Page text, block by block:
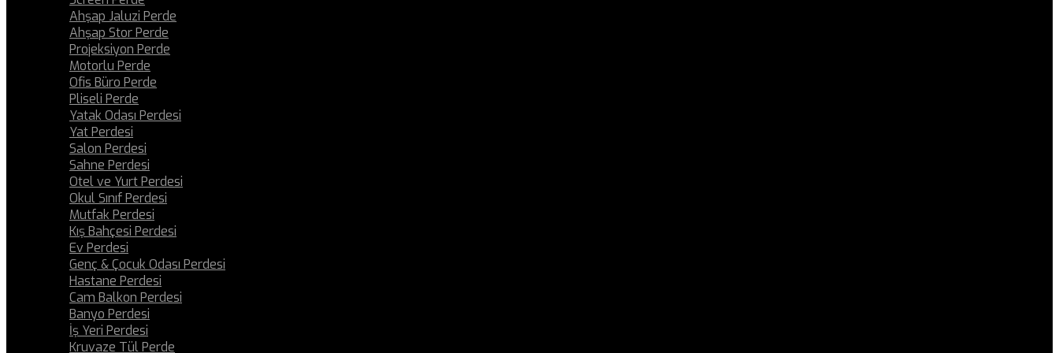
Ahşap Jaluzi Perde
Ahşap Stor Perde
Projeksiyon Perde
Motorlu Perde
Ofis Büro Perde
Pliseli Perde
Yatak Odası Perdesi
Yat Perdesi
Salon Perdesi
Sahne Perdesi
Otel ve Yurt Perdesi
Okul Sınıf Perdesi
Mutfak Perdesi
Kış Bahçesi Perdesi
Ev Perdesi
Genç & Çocuk Odası Perdesi
Hastane Perdesi
Cam Balkon Perdesi
Banyo Perdesi
İş Yeri Perdesi
Kruvaze Tül Perde